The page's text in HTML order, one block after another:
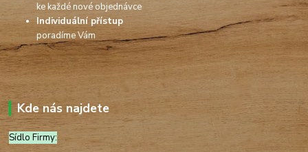
ke každé nové objednávce
Individuální přístup
poradíme Vám
Kde nás najdete
Sídlo Firmy: